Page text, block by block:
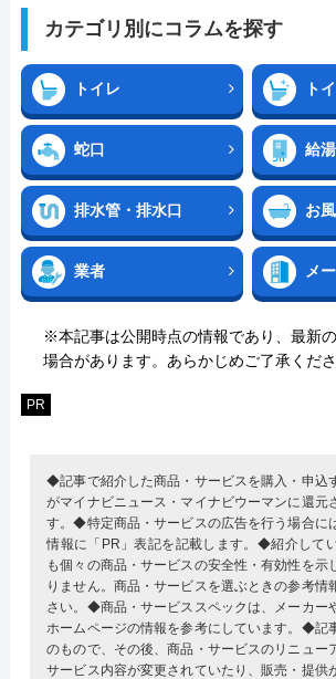
カテゴリ別にコラムを探す
トイレ ト
蛇口 給
排水管・排水口 お
業者 メ
※本記事は公開時点の情報であり、最新
場合があります。あらかじめご了承くださ
PR
◆記事で紹介した商品・サービスを購入・申込
がマイナビニュース・マイナビウーマンに還元
す。◆特定商品・サービスの広告を行う場合に
情報に「PR」表記を記載します。◆紹介して
も個々の商品・サービスの安全性・有効性を示
りません。商品・サービスを選ぶときの参考情
さい。◆商品・サービススペックは、メーカー
ホームページの情報を参考にしています。◆記
のもので、その後、商品・サービスのリニュー
サービス内容が変更されていたり、販売・提供